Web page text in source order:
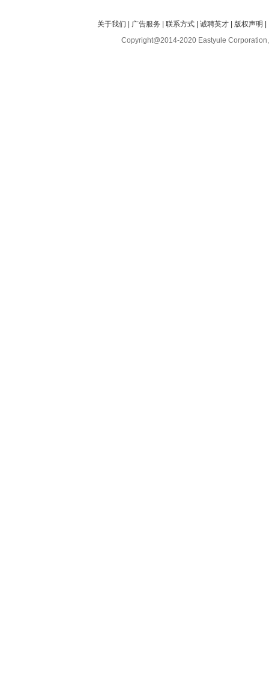
关于我们 | 广告服务 |联系方式 |诚聘英才 | 版权声明 |
Copyright@2014-2020 Eastyule